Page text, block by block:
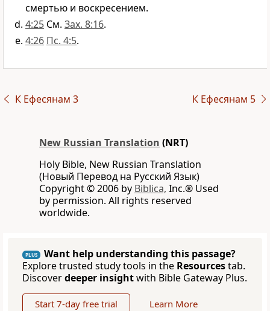
смертью и воскресением.
4:25 См. Зах. 8:16.
4:26 Пс. 4:5.
К Ефесянам 3 К Ефесянам 5
New Russian Translation (NRT)
Holy Bible, New Russian Translation
(Новый Перевод на Русский Язык)
Copyright © 2006 by Biblica, Inc.® Used
by permission. All rights reserved
worldwide.
PLUS
Want help understanding this passage?
Explore trusted study tools in the Resourcestab.
Discoverdeeper insightwith Bible Gateway Plus.
Start 7-day free trial Learn More